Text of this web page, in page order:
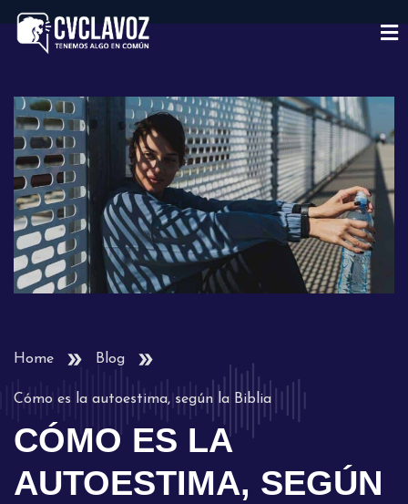
Home Blog
Cómo es la autoestima, según la Biblia
CÓMO ES LA
AUTOESTIMA, SEGÚN